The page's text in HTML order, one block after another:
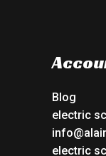
Blog
electric
electric